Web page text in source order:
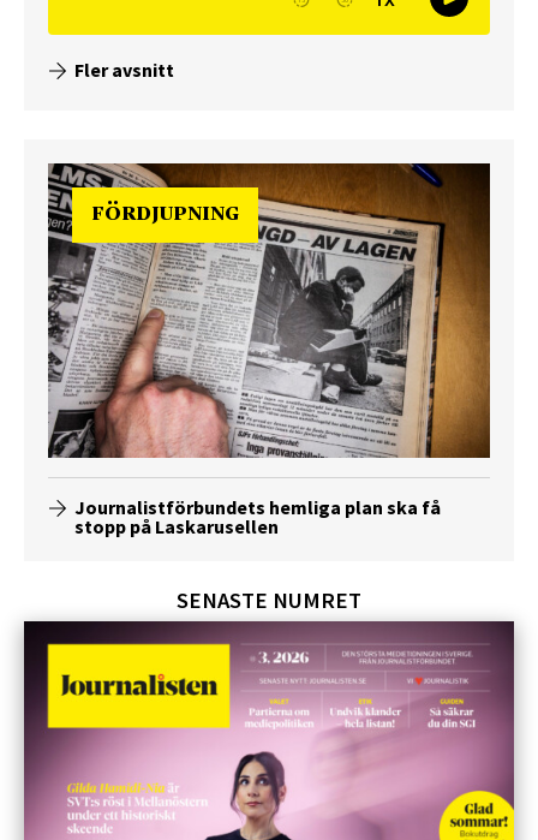
Fler avsnitt
FÖRDJUPNING
Journalistförbundets hemliga plan ska få
stopp på Laskarusellen
SENASTE NUMRET